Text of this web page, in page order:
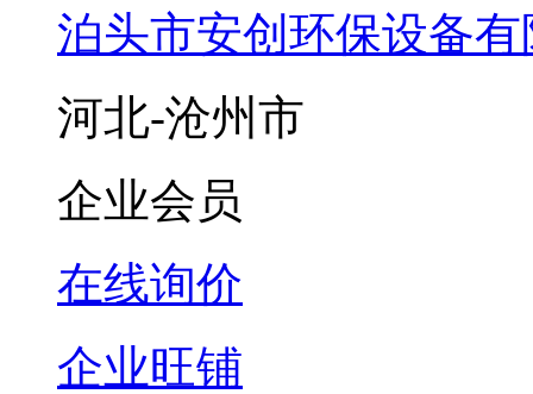
泊头市安创环保设备
河北-沧州市
企业会员
在线询价
企业旺铺